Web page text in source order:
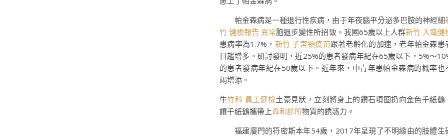
帕金森病是一種退行性疾病，由于年夜腦平分泌多巴胺的神經細
竹 健檢報告 異常胞退步變性所招致。我國65歲以上人群新竹 入職健
患病率為1.7%， 新竹 子宮頸疫苗跟著老齡化的加速，老年帕金森患
日趨增多。研討發明，近25%的患者發病年紀在65歲以下，5%～
的患者發病年紀在50歲以下。近年來，中青年患帕金森病的概率也
竭增添。
牛竹科 員工健檢土豪見狀，立刻將身上的鑽石項圈扔向金色千紙鶴
讓千紙鶴攜帶上森和診所物質的誘惑力。
福建廈門的符密斯本年54歲，2017年呈現了不明緣由的肢體生